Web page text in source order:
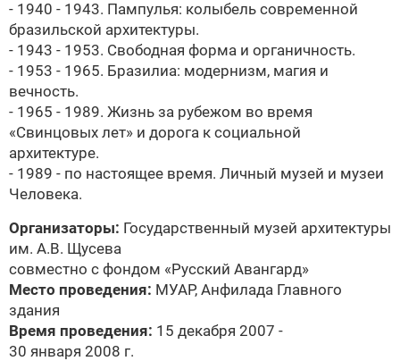
- 1940 - 1943. Пампулья: колыбель современной
бразильской архитектуры.
- 1943 - 1953. Свободная форма и органичность.
- 1953 - 1965. Бразилиа: модернизм, магия и
вечность.
- 1965 - 1989. Жизнь за рубежом во время
«Свинцовых лет» и дорога к социальной
архитектуре.
- 1989 - по настоящее время. Личный музей и музеи
Человека.
Организаторы: Государственный музей архитектуры
им. А.В. Щусева
совместно с фондом «Русский Авангард»
Место проведения: МУАР, Анфилада Главного
здания
Время проведения: 15 декабря 2007 -
30 января 2008 г.